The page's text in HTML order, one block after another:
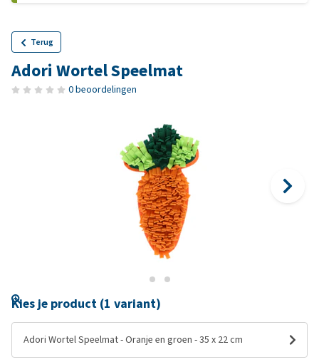
Terug
Adori Wortel Speelmat
0 beoordelingen
Kies je product (1 variant)
Adori Wortel Speelmat - Oranje en groen - 35 x 22 cm